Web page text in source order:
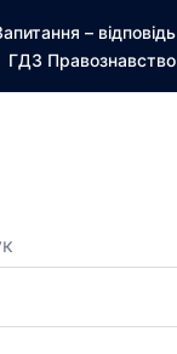
– відповідь
ГДЗ Правознавство